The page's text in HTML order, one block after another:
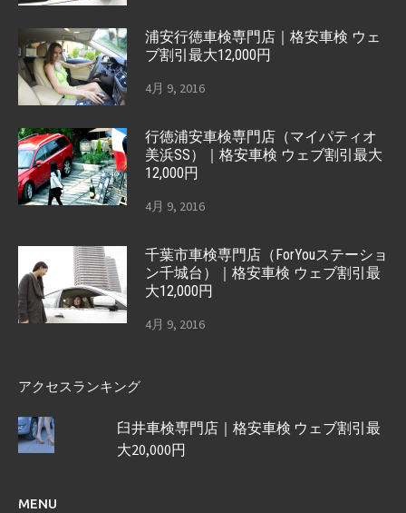
浦安行徳車検専門店｜格安車検 ウェ
ブ割引最大12,000円
4月 9, 2016
行徳浦安車検専門店（マイパティオ
美浜SS）｜格安車検 ウェブ割引最大
12,000円
4月 9, 2016
千葉市車検専門店（ForYouステーショ
ン千城台）｜格安車検 ウェブ割引最
大12,000円
4月 9, 2016
アクセスランキング
臼井車検専門店｜格安車検 ウェブ割引最
大20,000円
MENU